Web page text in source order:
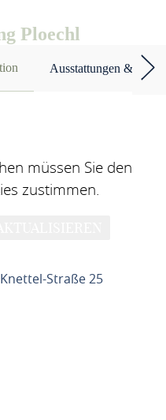
Ploechl
Ausstattungen &
müssen Sie den
zustimmen.